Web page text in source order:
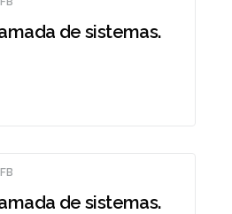
de sistemas.
de sistemas.